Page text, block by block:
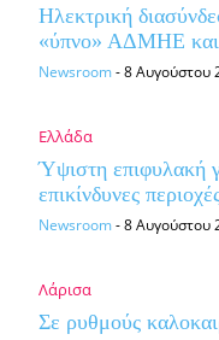
Ηλεκτρική
«ύπνο» ΑΔΜΗΕ
Newsroom-8 Αυγούστου
Ελλάδα
Ύψιστη επιφυλακή
επικίνδυνες
Newsroom-8 Αυγούστου
Λάρισα
Σε ρυθμούς